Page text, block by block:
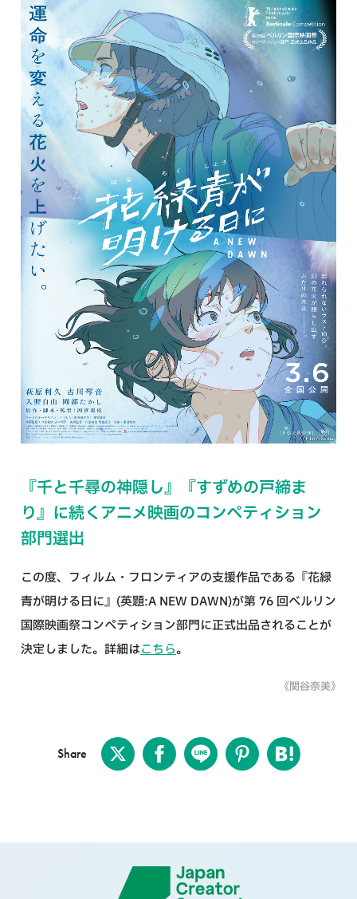
『千と千尋の神隠し』『すずめの戸締ま
り』に続くアニメ映画のコンペティション
部門選出
この度、フィルム・フロンティアの支援作品である『花緑
青が明ける日に』(英題:A NEW DAWN)が第 76 回ベルリン
国際映画祭コンペティション部門に正式出品されることが
決定しました。詳細はこちら。
《関谷奈美》